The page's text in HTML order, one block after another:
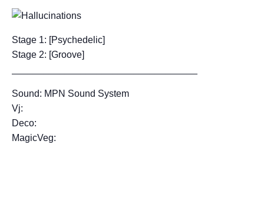
Stage 1: [Psychedelic]
Stage 2: [Groove]
Sound: MPN Sound System
Vj:
Deco:
MagicVeg: